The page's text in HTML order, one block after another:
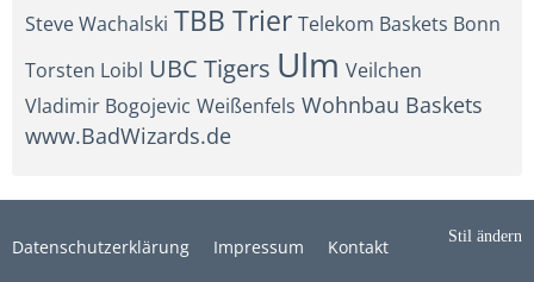
Steve Wachalski TBB Trier Telekom Baskets Bonn
Torsten Loibl UBC Tigers Ulm Veilchen
Vladimir Bogojevic Weißenfels Wohnbau Baskets
www.BadWizards.de
Stil ändern
Datenschutzerklärung Impressum Kontakt